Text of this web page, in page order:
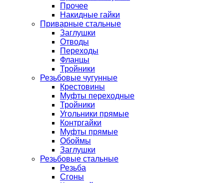
Прочее
Накидные гайки
Приварные стальные
Заглушки
Отводы
Переходы
Фланцы
Тройники
Резьбовые чугунные
Крестовины
Муфты переходные
Тройники
Угольники прямые
Контргайки
Муфты прямые
Обоймы
Заглушки
Резьбовые стальные
Резьба
Сгоны